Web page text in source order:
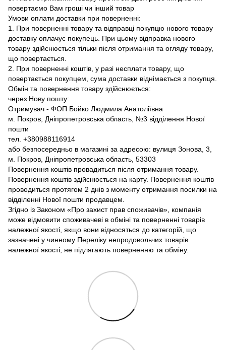
повертаємо Вам гроші чи інший товар
Умови оплати доставки при поверненні:
1. При поверненні товару та відправці покупцю нового товару
доставку оплачує покупець. При цьому відправка нового
товару здійснюється тільки після отримання та огляду товару,
що повертається.
2. При поверненні коштів, у разі несплати товару, що
повертається покупцем, сума доставки віднімається з покупця.
Обмін та повернення товару здійснюється:
через Нову пошту:
Отримувач - ФОП Бойко Людмила Анатоліївна
м. Покров, Дніпропетровська область, №3 відділення Нової
пошти
тел. +380988116914
або безпосередньо в магазині за адресою: вулиця Зонова, 3,
м. Покров, Дніпропетровська область, 53303
Повернення коштів провадиться після отримання товару.
Повернення коштів здійснюється на карту. Повернення коштів
проводиться протягом 2 днів з моменту отримання посилки на
відділенні Нової пошти продавцем.
Згідно із Законом «Про захист прав споживачів», компанія
може відмовити споживачеві в обміні та поверненні товарів
належної якості, якщо вони відносяться до категорій, що
зазначені у чинному Переліку непродовольчих товарів
належної якості, не підлягають поверненню та обміну.